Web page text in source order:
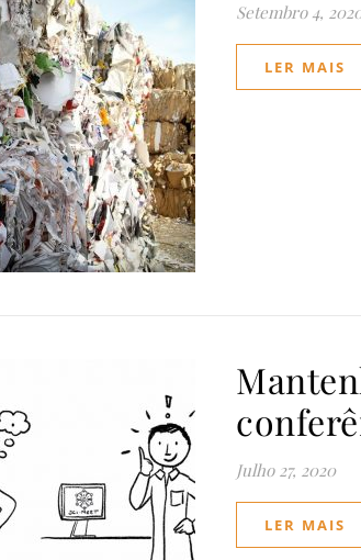
Setembro 4,
LER MAIS
Julho 27, 2020
LER MAIS